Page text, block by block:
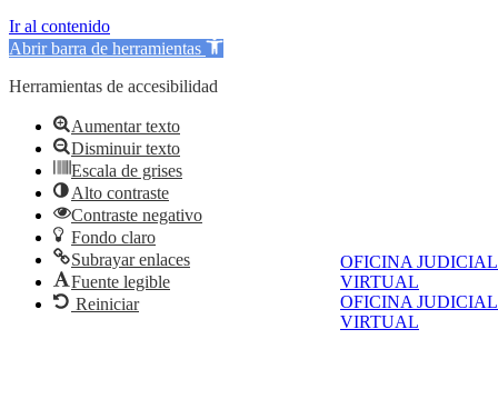
OFICINA JUDICIAL
VIRTUAL
OFICINA JUDICIAL
VIRTUAL
Ir al contenido
Abrir barra de herramientas
Herramientas de accesibilidad
Aumentar texto
Disminuir texto
Escala de grises
Alto contraste
Contraste negativo
Fondo claro
Subrayar enlaces
Fuente legible
Reiniciar